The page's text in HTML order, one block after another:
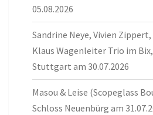
05.08.2026
Sandrine Neye, Vivien
Klaus Wagenleiter Trio im
Stuttgart am 30.07.2026
Masou & Leise (Scopeglass
Schloss Neuenbürg am